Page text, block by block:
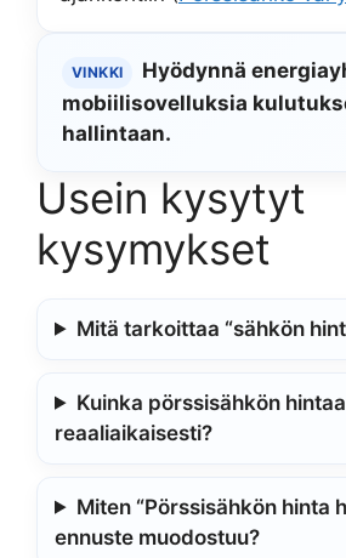
VINKKI
Hyödynnä
mobiilisovelluksia
hallintaan.
Usein kysytyt
kysymykset
Mitä tarkoittaa “sähkön
Kuinka pörssisähkön
reaaliaikaisesti?
Miten “Pörssisähkön hinta
ennuste muodostuu?